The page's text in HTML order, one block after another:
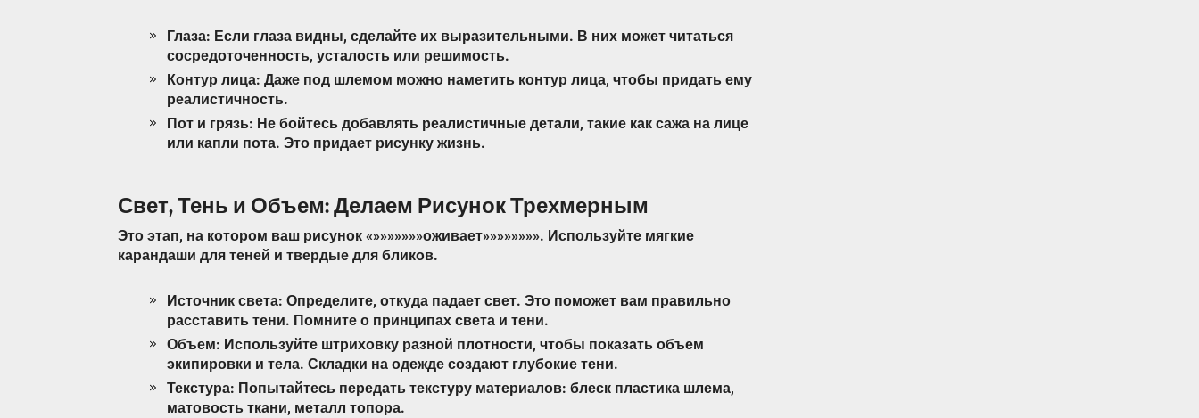
Глаза: Если глаза видны, сделайте их выразительными. В них может читаться
сосредоточенность, усталость или решимость.
Контур лица: Даже под шлемом можно наметить контур лица, чтобы придать ему
реалистичность.
Пот и грязь: Не бойтесь добавлять реалистичные детали, такие как сажа на лице
или капли пота. Это придает рисунку жизнь.
Свет, Тень и Объем: Делаем Рисунок Трехмерным
Это этап, на котором ваш рисунок «»»»»»»»оживает»»»»»»»». Используйте мягкие
карандаши для теней и твердые для бликов.
Источник света: Определите, откуда падает свет. Это поможет вам правильно
расставить тени. Помните о принципах света и тени.
Объем: Используйте штриховку разной плотности, чтобы показать объем
экипировки и тела. Складки на одежде создают глубокие тени.
Текстура: Попытайтесь передать текстуру материалов: блеск пластика шлема,
матовость ткани, металл топора.